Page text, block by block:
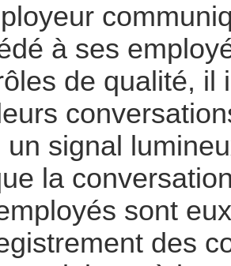
à ses
de qualité, il
un signal
la
sont
des